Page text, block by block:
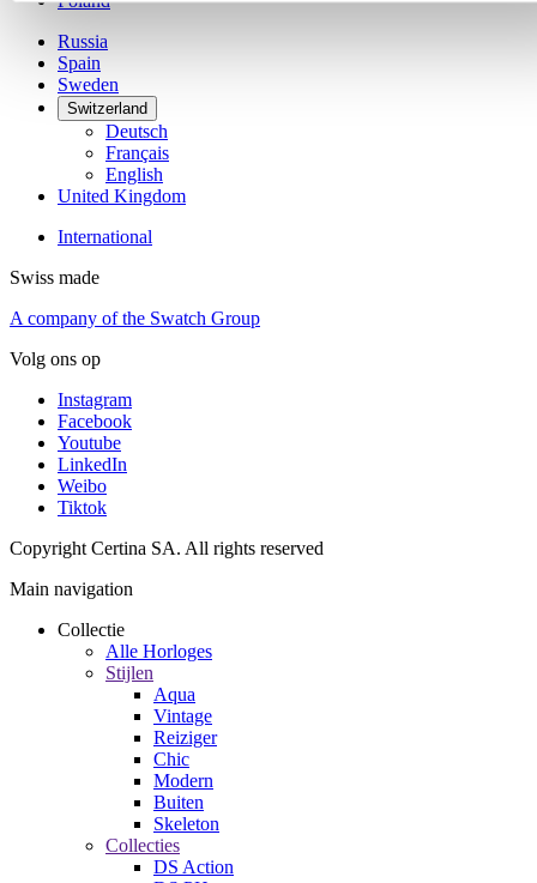
Russia
Spain
Sweden
Switzerland
Deutsch
Français
English
United Kingdom
International
Swiss made
A company of the Swatch Group
Volg ons op
Instagram
Facebook
Youtube
LinkedIn
Weibo
Tiktok
Copyright Certina SA. All rights reserved
Main navigation
Collectie
Alle Horloges
Stijlen
Aqua
Vintage
Reiziger
Chic
Modern
Buiten
Skeleton
Collecties
DS Action